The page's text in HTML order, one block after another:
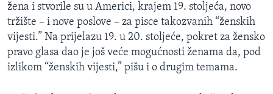
Jezici
žena i stvorile su u Americi, krajem 19. stoljeća, novo
tržište – i nove poslove – za pisce takozvanih “ženskih
vijesti.” Na prijelazu 19. u 20. stoljeće, pokret za žensko
pravo glasa dao je još veće mogućnosti ženama da, pod
izlikom “ženskih vijesti,” pišu i o drugim temama.